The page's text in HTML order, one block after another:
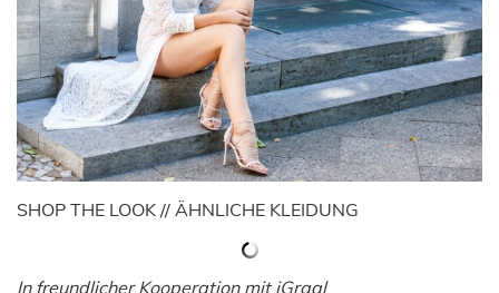
SHOP THE LOOK // ÄHNLICHE KLEIDUNG
In freundlicher Kooperation mit iGraal